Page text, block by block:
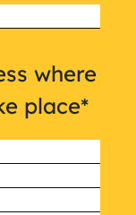
where
place*